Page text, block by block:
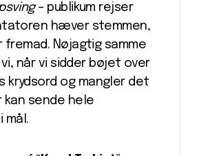
– publikum rejser
hæver stemmen,
fremad. Nøjagtig samme
når vi sidder bøjet over
krydsord og mangler det
kan sende hele
mål.